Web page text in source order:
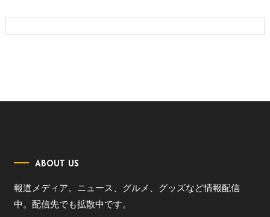
ABOUT US
報道メディア。ニュース、グルメ、グッズなど情報配信
中。配信先でも拡散中です。